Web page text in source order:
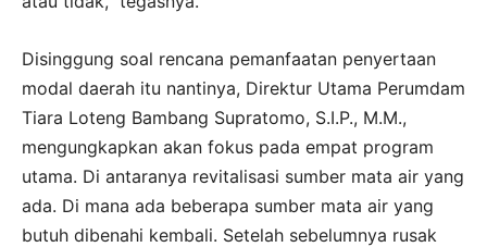
Disinggung soal rencana pemanfaatan penyertaan
modal daerah itu nantinya, Direktur Utama Perumdam
Tiara Loteng Bambang Supratomo, S.I.P., M.M.,
mengungkapkan akan fokus pada empat program
utama. Di antaranya revitalisasi sumber mata air yang
ada. Di mana ada beberapa sumber mata air yang
butuh dibenahi kembali. Setelah sebelumnya rusak